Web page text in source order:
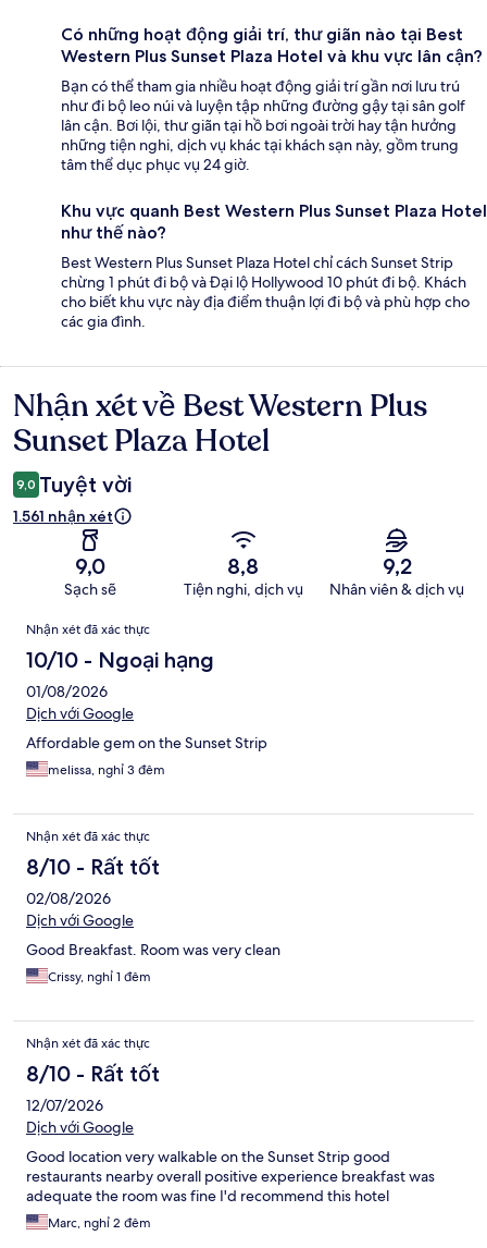
Có những hoạt động giải trí, thư giãn nào tại Best
Western Plus Sunset Plaza Hotel và khu vực lân cận?
Bạn có thể tham gia nhiều hoạt động giải trí gần nơi lưu trú
như đi bộ leo núi và luyện tập những đường gậy tại sân golf
lân cận. Bơi lội, thư giãn tại hồ bơi ngoài trời hay tận hưởng
những tiện nghi, dịch vụ khác tại khách sạn này, gồm trung
tâm thể dục phục vụ 24 giờ.
Khu vực quanh Best Western Plus Sunset Plaza Hotel
như thế nào?
Best Western Plus Sunset Plaza Hotel chỉ cách Sunset Strip
chừng 1 phút đi bộ và Đại lộ Hollywood 10 phút đi bộ. Khách
cho biết khu vực này địa điểm thuận lợi đi bộ và phù hợp cho
các gia đình.
Nhận
xét
Nhận xét về Best Western Plus
Sunset Plaza Hotel
9,0 Tuyệt vời
1.561 nhận xét
9,0
Sạch sẽ
8,8
Tiện nghi, dịch vụ
9,2
Nhân viên & dịch vụ
Nhận
xét
Nhận xét đã xác thực
10/10 - Ngoại hạng
01/08/2026
Dịch với Google
Affordable gem on the Sunset Strip
melissa, nghỉ 3 đêm
Nhận xét đã xác thực
8/10 - Rất tốt
02/08/2026
Dịch với Google
Good Breakfast. Room was very clean
Crissy, nghỉ 1 đêm
Nhận xét đã xác thực
8/10 - Rất tốt
12/07/2026
Dịch với Google
Good location very walkable on the Sunset Strip good
restaurants nearby overall positive experience breakfast was
adequate the room was fine I'd recommend this hotel
Marc, nghỉ 2 đêm